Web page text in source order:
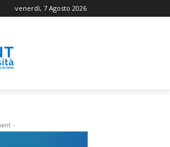
venerdì, 7 Agosto 2026
-